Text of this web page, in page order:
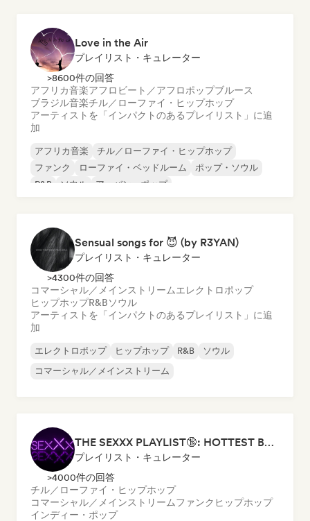
Love in the Air
プレイリスト・キュレーター
>8600件の回答
アフリカ音楽アフロビート／アフロポップブルース
ブラジル音楽チル／ローファイ・ヒップホップ
アーティストを「インパクトのあるプレイリスト」に追
加
アフリカ音楽
チル／ローファイ・ヒップホップ
ファンク
ローファイ・ベッドルーム
ポップ・ソウル
R&B
ソウル アーバン・ポップ
Sensual songs for 😈 (by R3YAN)
プレイリスト・キュレーター
>4300件の回答
コマーシャル／メインストリームエレクトロポップ
ヒップホップR&Bソウル
アーティストを「インパクトのあるプレイリスト」に追
加
エレクトロポップ ヒップホップ R&B
ソウル
コマーシャル／メインストリーム
THE SEXXX PLAYLIST🔞: HOTTEST BEDROOM SONGS | SEXUAL APPETITE 👅💦
プレイリスト・キュレーター
>4000件の回答
チル／ローファイ・ヒップホップ
コマーシャル／メインストリームファンク ヒップホップ
インディー・ポップ